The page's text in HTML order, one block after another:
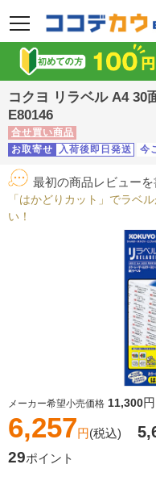
メニュー
コクヨ リラベル A4 30
E80146
合せ買い商品
お取寄せ
入荷後即日発送 今
最初の商品レビューを
「はかどりカット」でラベ
い！
メーカー希望小売価格 11,300円
6,257円(税込)
29ポイント